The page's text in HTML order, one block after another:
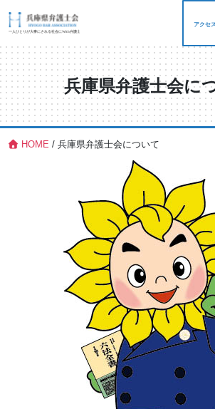
アクセス
兵庫県弁護士会に
HOME /兵庫県弁護士会について